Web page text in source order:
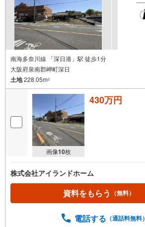
南海多奈川線 「深日港」駅 徒歩1分
大阪府泉南郡岬町深日
土地228.05m2
画像10枚
430万円
株式会社アイランドホーム
資料をもらう （無料）
電話する （通話料無料）